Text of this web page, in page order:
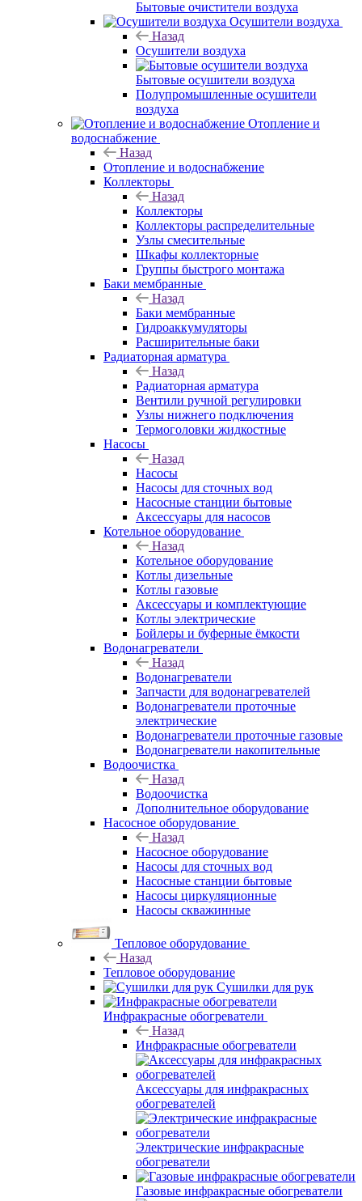
Бытовые очистители воздуха
Осушители воздуха
Назад
Осушители воздуха
Бытовые осушители воздуха
Полупромышленные осушители
воздуха
Отопление и
водоснабжение
Назад
Отопление и водоснабжение
Коллекторы
Назад
Коллекторы
Коллекторы распределительные
Узлы смесительные
Шкафы коллекторные
Группы быстрого монтажа
Баки мембранные
Назад
Баки мембранные
Гидроаккумуляторы
Расширительные баки
Радиаторная арматура
Назад
Радиаторная арматура
Вентили ручной регулировки
Узлы нижнего подключения
Термоголовки жидкостные
Насосы
Назад
Насосы
Насосы для сточных вод
Насосные станции бытовые
Аксессуары для насосов
Котельное оборудование
Назад
Котельное оборудование
Котлы дизельные
Котлы газовые
Аксессуары и комплектующие
Котлы электрические
Бойлеры и буферные ёмкости
Водонагреватели
Назад
Водонагреватели
Запчасти для водонагревателей
Водонагреватели проточные
электрические
Водонагреватели проточные газовые
Водонагреватели накопительные
Водоочистка
Назад
Водоочистка
Дополнительное оборудование
Насосное оборудование
Назад
Насосное оборудование
Насосы для сточных вод
Насосные станции бытовые
Насосы циркуляционные
Насосы скважинные
Тепловое оборудование
Назад
Тепловое оборудование
Сушилки для рук
Инфракрасные обогреватели
Назад
Инфракрасные обогреватели
Аксессуары для инфракрасных
обогревателей
Электрические инфракрасные
обогреватели
Газовые инфракрасные обогреватели